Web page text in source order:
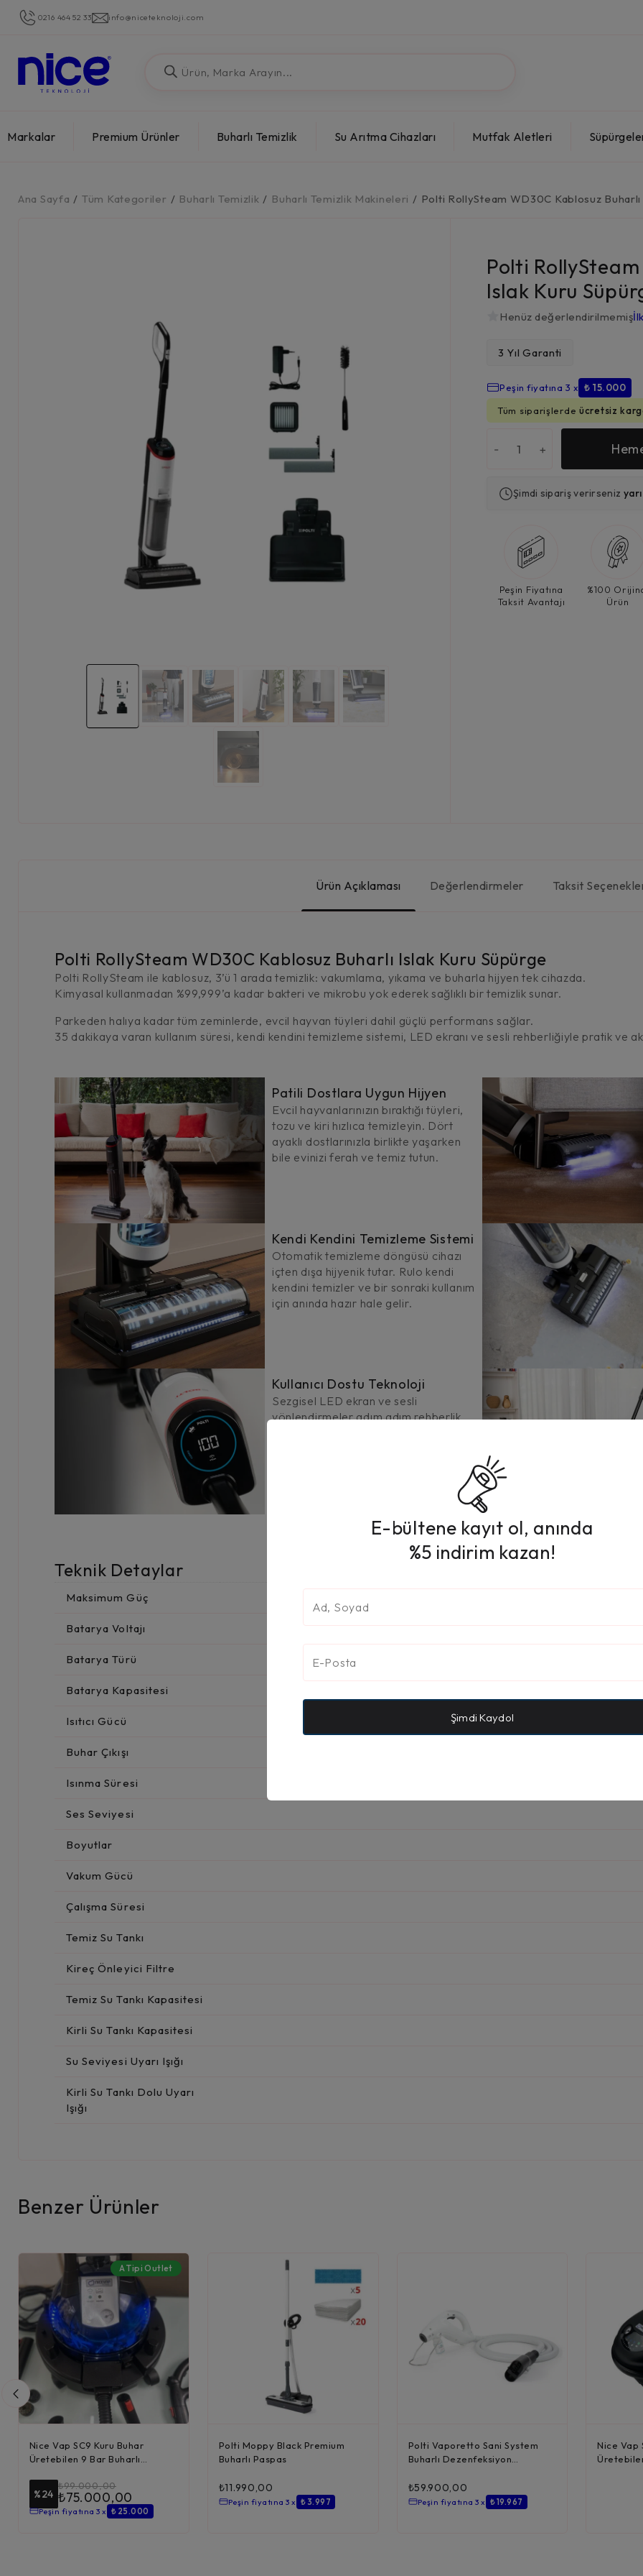
0216 464 52 33 info@niceteknoloji.com
Markalar Premium Ürünler Buharlı Temizlik Su Arıtma Cihazları Mutfak Aletleri
Ana Sayfa / Tüm Kategoriler / Buharlı Temizlik / Buharlı Temizlik Makineleri / Polti RollySteam WD30C Kablosuz
Polti
Islak Kuru
Henüz değerlendirilmemiş
3 Yıl Garanti
Peşin fiyatına 3 x ₺ 15.000
Tüm siparişlerde ücretsiz
- +
Şimdi sipariş verirseniz
Peşin Fiyatına
Taksit Avantajı
%100
Ürün
Ürün Açıklaması Değerlendirmeler Taksit
Polti RollySteam WD30C Kablosuz Buharlı Islak Kuru Süpürge
Polti RollySteam ile kablosuz, 3’ü 1 arada temizlik: vakumlama, yıkama ve buharla hijyen tek cihazda.
Kimyasal kullanmadan %99,999’a kadar bakteri ve mikrobu yok ederek sağlıklı bir temizlik sunar.
Parkeden halıya kadar tüm zeminlerde, evcil hayvan tüyleri dahil güçlü performans sağlar.
35 dakikaya varan kullanım süresi, kendi kendini temizleme sistemi, LED ekranı ve sesli rehberliğiyle pratik ve
Patili Dostlara Uygun Hijyen
Evcil hayvanlarınızın bıraktığı tüyleri,
tozu ve kiri hızlıca temizleyin. Dört
ayaklı dostlarınızla birlikte yaşarken
bile evinizi ferah ve temiz tutun.
Kendi Kendini Temizleme Sistemi
Otomatik temizleme döngüsü cihazı
içten dışa hijyenik tutar. Rulo kendi
kendini temizler ve bir sonraki kullanım
için anında hazır hale gelir.
Kullanıcı Dostu Teknoloji
Sezgisel LED ekran ve sesli
yönlendirmeler adım adım rehberlik
Teknik Detaylar
Maksimum Güç
Batarya Voltajı
Batarya Türü
Batarya Kapasitesi
Isıtıcı Gücü
Buhar Çıkışı
Isınma Süresi
Ses Seviyesi
Boyutlar
Vakum Gücü
Çalışma Süresi
Temiz Su Tankı
Kireç Önleyici Filtre
Temiz Su Tankı Kapasitesi
Kirli Su Tankı Kapasitesi
Su Seviyesi Uyarı Işığı
Kirli Su Tankı Dolu Uyarı
Işığı
Benzer Ürünler
A Tipi Outlet
Nice Vap SC9 Kuru Buhar
Üretebilen 9 Bar Buharlı
%24
₺99.000,00
₺75.000,00
Peşin fiyatına 3 x ₺ 25.000
Polti Moppy Black Premium
Buharlı Paspas
₺11.990,00
Peşin fiyatına 3 x ₺ 3.997
Polti Vaporetto Sani System
Buharlı Dezenfeksiyon
₺59.900,00
Peşin fiyatına 3 x ₺ 19.967
Nice Vap
E-bültene kayıt ol, anında
%5 indirim kazan!
Şimdi Kaydol